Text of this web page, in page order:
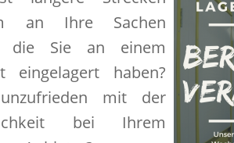
an Ihre Sachen
die Sie an einem
eingelagert haben?
mit der
bei Ihrem